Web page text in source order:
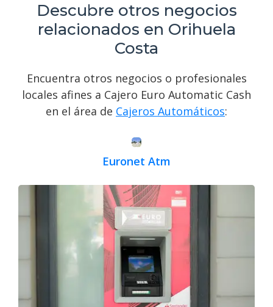
Descubre otros negocios
relacionados en Orihuela
Costa
Encuentra otros negocios o profesionales
locales afines a Cajero Euro Automatic Cash
en el área de Cajeros Automáticos:
Euronet Atm